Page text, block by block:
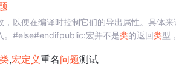
，以便在编译时控制它们的导出属性。具体来
。#else#endifpublic:宏并不是类的返回类型
细节。
类,宏定义重名问题测试